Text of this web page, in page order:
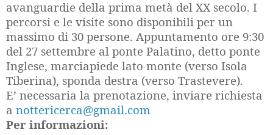
avanguardie della prima metà del XX secolo. I
percorsi e le visite sono disponibili per un
massimo di 30 persone. Appuntamento ore 9:30
del 27 settembre al ponte Palatino, detto ponte
Inglese, marciapiede lato monte (verso Isola
Tiberina), sponda destra (verso Trastevere).
E’ necessaria la prenotazione, inviare richiesta
a nottericerca@gmail.com
Per informazioni: